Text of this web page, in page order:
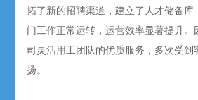
拓了新的招聘渠道，建立了人才储备库
门工作正常运转，运营效率显著提升。
司灵活用工团队的优质服务，多次受到
扬。